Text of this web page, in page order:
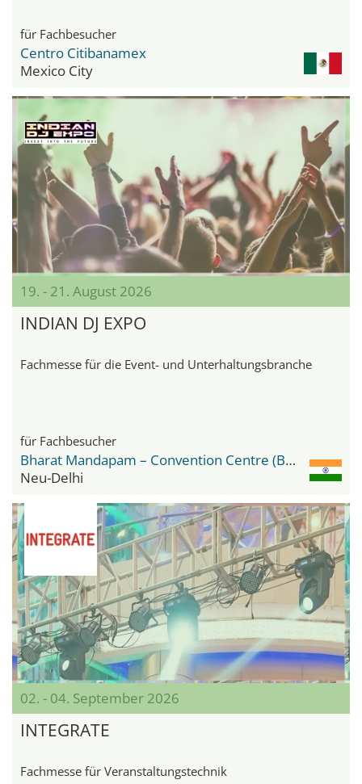
für Fachbesucher
Centro Citibanamex
Mexico City
19. - 21. August 2026
INDIAN DJ EXPO
Fachmesse für die Event- und Unterhaltungsbranche
für Fachbesucher
Bharat Mandapam – Convention Centre (BMCC)
Neu-Delhi
02. - 04. September 2026
INTEGRATE
Fachmesse für Veranstaltungstechnik